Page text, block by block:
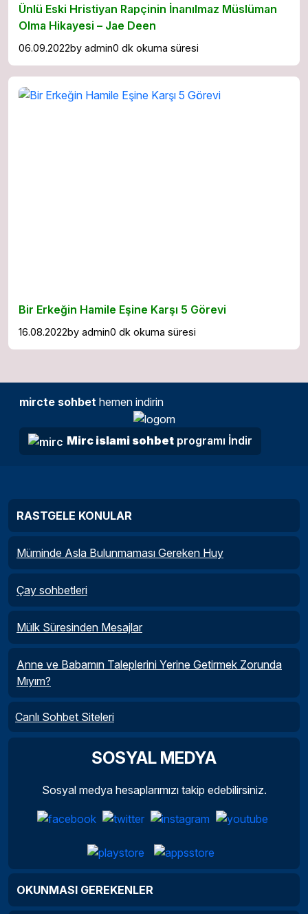
Ünlü Eski Hristiyan Rapçinin İnanılmaz Müslüman
Olma Hikayesi – Jae Deen
06.09.2022by admin0 dk okuma süresi
Bir Erkeğin Hamile Eşine Karşı 5 Görevi
16.08.2022by admin0 dk okuma süresi
mircte sohbet hemen indirin
Mirc islami sohbet programı İndir
RASTGELE KONULAR
Müminde Asla Bulunmaması Gereken Huy
Çay sohbetleri
Mülk Süresinden Mesajlar
Anne ve Babamın Taleplerini Yerine Getirmek Zorunda
Mıyım?
Canlı Sohbet Siteleri
SOSYAL MEDYA
Sosyal medya hesaplarımızı takip edebilirsiniz.
OKUNMASI GEREKENLER